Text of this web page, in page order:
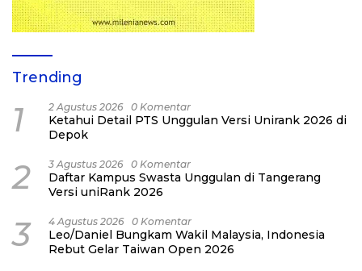
Trending
1 2 Agustus 2026 0 Komentar
Ketahui Detail PTS Unggulan Versi Unirank 2026 di
Depok
2 3 Agustus 2026 0 Komentar
Daftar Kampus Swasta Unggulan di Tangerang
Versi uniRank 2026
3 4 Agustus 2026 0 Komentar
Leo/Daniel Bungkam Wakil Malaysia, Indonesia
Rebut Gelar Taiwan Open 2026